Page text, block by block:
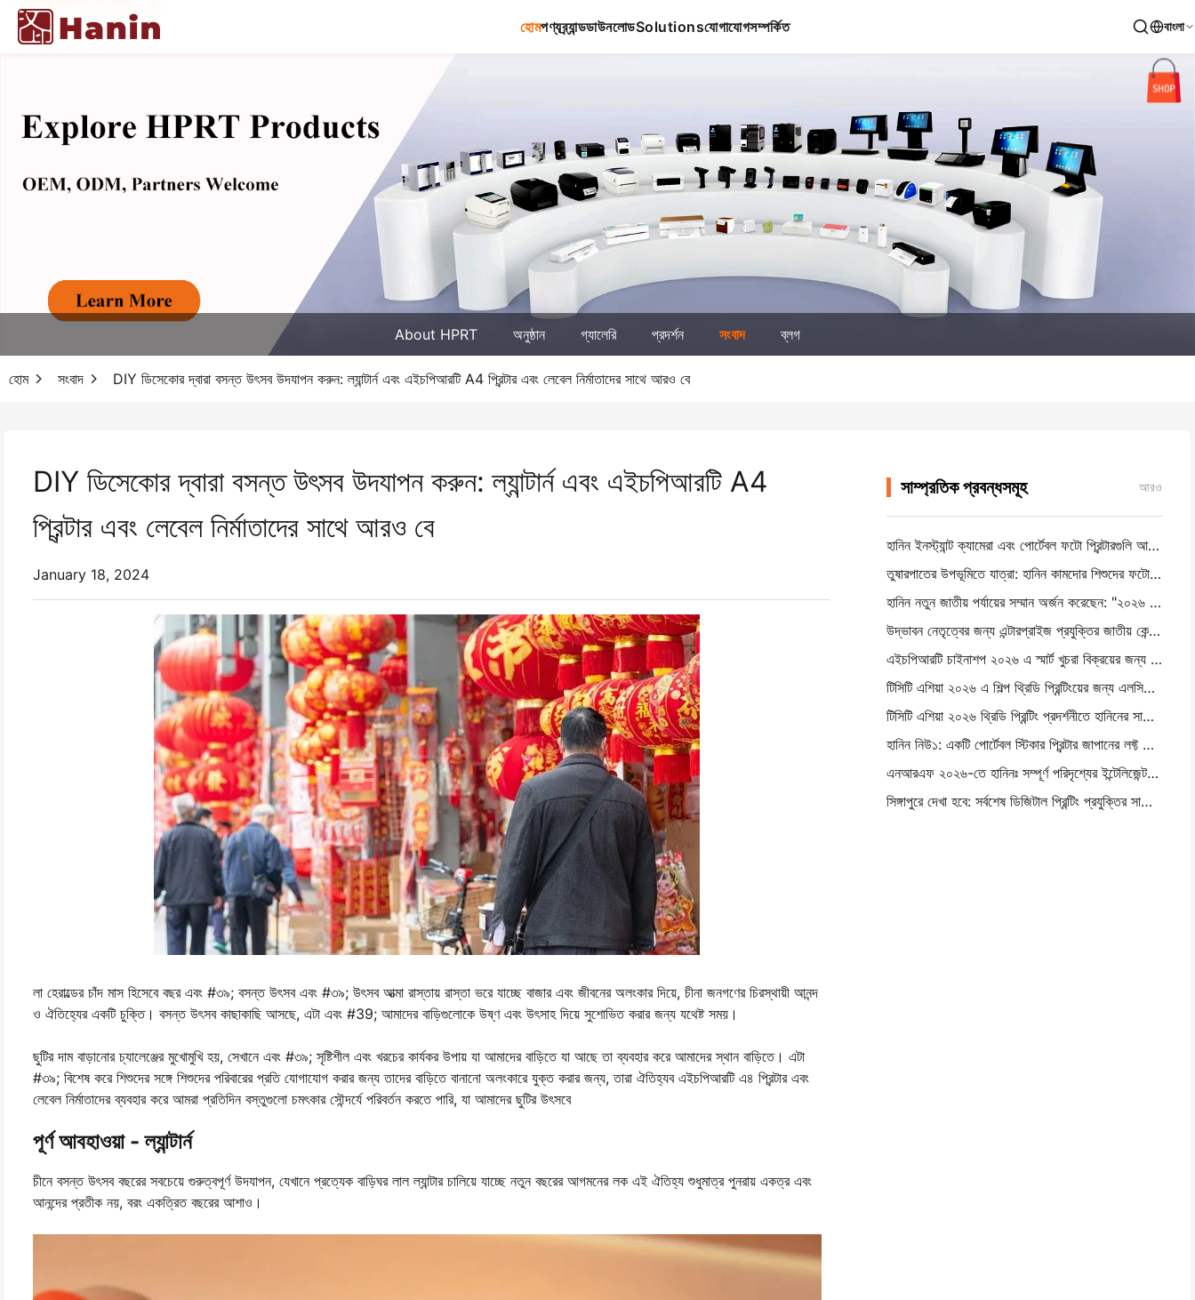
হোমপণ্যব্র্যান্ডডাউনলোডSolutionsযোগাযোগসম্পর্কিত বাংলা
About HPRT অনুষ্ঠান গ্যালেরি প্রদর্শন সংবাদ ব্লগ
হোম সংবাদ DIY ডিসেকোর দ্বারা বসন্ত উৎসব উদযাপন করুন: ল্যান্টার্ন এবং এইচপিআরটি A4 প্রিন্টার এবং লেবেল নির্মাতাদের সাথে আরও বে
DIY ডিসেকোর দ্বারা বসন্ত উৎসব উদযাপন করুন: ল্যান্টার্ন এবং এইচপিআরটি A4
প্রিন্টার এবং লেবেল নির্মাতাদের সাথে আরও বে
January 18, 2024
লা হেরাল্ডের চাঁদ মাস হিসেবে বছর এবং #৩৯; বসন্ত উৎসব এবং #৩৯; উৎসব আত্মা রাস্তায় রাস্তা ভরে যাচ্ছে বাজার এবং জীবনের অলংকার দিয়ে, চীনা জনগণের চিরস্থায়ী আনন্দ
ও ঐতিহ্যের একটি চুক্তি। বসন্ত উৎসব কাছাকাছি আসছে, এটা এবং #39; আমাদের বাড়িগুলোকে উষ্ণ এবং উৎসাহ দিয়ে সুশোভিত করার জন্য যথেষ্ট সময়।
ছুটির দাম বাড়ানোর চ্যালেঞ্জের মুখোমুখি হয়, সেখানে এবং #৩৯; সৃষ্টিশীল এবং খরচের কার্যকর উপায় যা আমাদের বাড়িতে যা আছে তা ব্যবহার করে আমাদের স্থান বাড়িতে। এটা
#৩৯; বিশেষ করে শিশুদের সঙ্গে শিশুদের পরিবারের প্রতি যোগাযোগ করার জন্য তাদের বাড়িতে বানানো অলংকারে যুক্ত করার জন্য, তারা ঐতিহ্যব এইচপিআরটি এ৪ প্রিন্টার এবং
লেবেল নির্মাতাদের ব্যবহার করে আমরা প্রতিদিন বস্তুগুলো চমৎকার সৌন্দর্যে পরিবর্তন করতে পারি, যা আমাদের ছুটির উৎসবে
পূর্ণ আবহাওয়া - ল্যান্টার্ন
চীনে বসন্ত উৎসব বছরের সবচেয়ে গুরুত্বপূর্ণ উদযাপন, যেখানে প্রত্যেক বাড়িঘর লাল ল্যান্টার চালিয়ে যাচ্ছে নতুন বছরের আগমনের লক এই ঐতিহ্য শুধুমাত্র পুনরায় একত্র এবং
আনন্দের প্রতীক নয়, বরং একত্রিত বছরের আশাও।
সাম্প্রতিক প্রবন্ধসমূহ আরও
হানিন ইনস্ট্যান্ট ক্যামেরা এবং পোর্টেবল ফটো প্রিন্টারগুলি আইইএই শেনঝেন ২০২৬ তে দৃঢ় আগ্রহ আকর্
তুষারপাতের উপভূমিতে যাত্রা: হানিন কামদোর শিশুদের ফটোগ্রাফি শিক্ষা প্রোগ্রাম আনেছেন
হানিন নতুন জাতীয় পর্যায়ের সম্মান অর্জন করেছেন: "২০২৬ মেড ইন চাইনা · ভোক্তাদের দ্বারা বিশ্বস্ত ব্র্যান্ড"
উদ্ভাবন নেতৃত্বের জন্য এন্টারপ্রাইজ প্রযুক্তির জাতীয় কেন্দ্র হিসাবে স্বীকৃত
এইচপিআরটি চাইনাশপ ২০২৬ এ স্মার্ট খুচরা বিক্রয়ের জন্য এআই-চালিত এনইএক্স সিরিজ প্রদর্শন করে
টিসিটি এশিয়া ২০২৬ এ শিল্প থ্রিডি প্রিন্টিংয়ের জন্য এলসিডি-এল ২৯৮ এবং এসজেএফ উদ্ভাবন উন্মোচন
টিসিটি এশিয়া ২০২৬ থ্রিডি প্রিন্টিং প্রদর্শনীতে হানিনের সাথে যোগদান করুন
হানিন নিউ১: একটি পোর্টেবল স্টিকার প্রিন্টার জাপানের লফ্ট স্টোরে তার পথ তৈরি করেছে
এনআরএফ ২০২৬-তে হানিনঃ সম্পূর্ণ পরিদৃশ্যের ইন্টেলিজেন্ট প্রিন্টিং সমাধানের সাথে খুচরা বিক্
সিঙ্গাপুরে দেখা হবে: সর্বশেষ ডিজিটাল প্রিন্টিং প্রযুক্তির সাক্ষী হওয়ার জন্য আইটিএমএ এশিয়া ২০২৫ এ হা